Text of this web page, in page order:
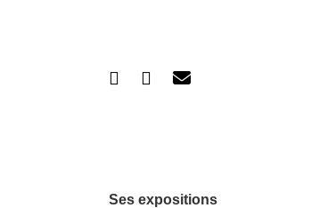
Ses expositions